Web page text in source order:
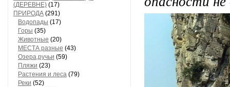
(ДЕРЕВНЕ) (17)
ПРИРОДА (291)
Водопады (17)
Горы (35)
Животные (20)
МЕСТА разные (43)
Озера,ручьи (59)
Пляжи (23)
Растения и леса (79)
Реки (52)